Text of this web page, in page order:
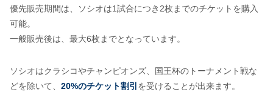
優先販売期間は、ソシオは1試合につき2枚までのチケットを購入
可能。
一般販売後は、最大6枚までとなっています。
ソシオはクラシコやチャンピオンズ、国王杯のトーナメント戦な
どを除いて、 20%のチケット割引 を受けることが出来ます。